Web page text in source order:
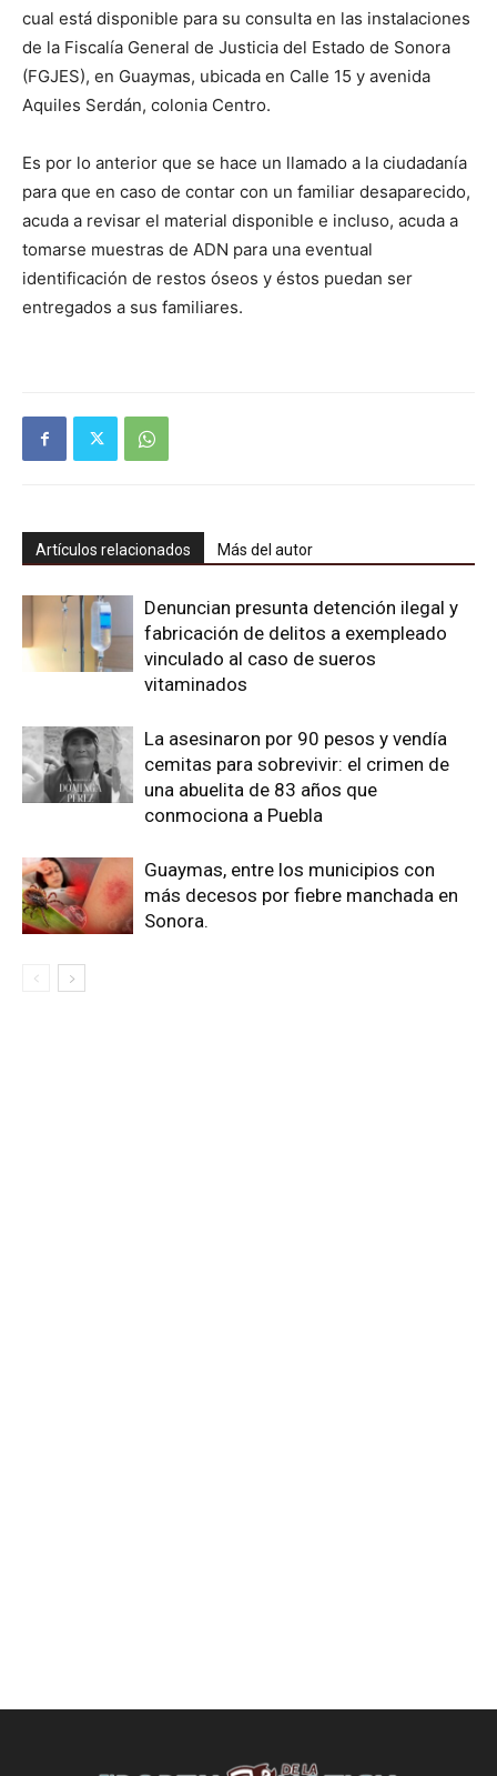
cual está disponible para su consulta en las instalaciones
de la Fiscalía General de Justicia del Estado de Sonora
(FGJES), en Guaymas, ubicada en Calle 15 y avenida
Aquiles Serdán, colonia Centro.
Es por lo anterior que se hace un llamado a la ciudadanía
para que en caso de contar con un familiar desaparecido,
acuda a revisar el material disponible e incluso, acuda a
tomarse muestras de ADN para una eventual
identificación de restos óseos y éstos puedan ser
entregados a sus familiares.
Artículos relacionados Más del autor
Denuncian presunta detención ilegal y
fabricación de delitos a exempleado
vinculado al caso de sueros
vitaminados
La asesinaron por 90 pesos y vendía
cemitas para sobrevivir: el crimen de
una abuelita de 83 años que
conmociona a Puebla
Guaymas, entre los municipios con
más decesos por fiebre manchada en
Sonora.